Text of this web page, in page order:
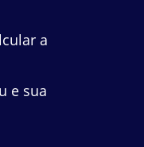
a
e sua